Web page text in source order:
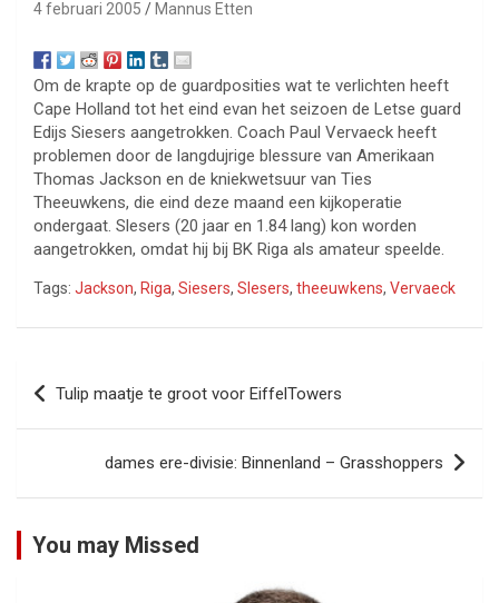
4 februari 2005 Mannus Etten
Om de krapte op de guardposities wat te verlichten heeft
Cape Holland tot het eind evan het seizoen de Letse guard
Edijs Siesers aangetrokken. Coach Paul Vervaeck heeft
problemen door de langdujrige blessure van Amerikaan
Thomas Jackson en de kniekwetsuur van Ties
Theeuwkens, die eind deze maand een kijkoperatie
ondergaat. Slesers (20 jaar en 1.84 lang) kon worden
aangetrokken, omdat hij bij BK Riga als amateur speelde.
Tags: Jackson, Riga, Siesers, Slesers, theeuwkens, Vervaeck
Bericht
navigatie
Tulip maatje te groot voor EiffelTowers
dames ere-divisie: Binnenland – Grasshoppers
You may Missed